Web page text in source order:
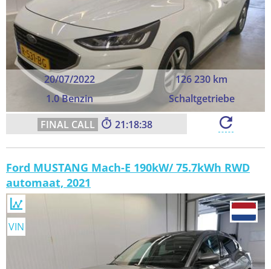
20/07/2022
126 230 km
1.0 Benzin
Schaltgetriebe
21:18:37
Ford MUSTANG Mach-E 190kW/ 75.7kWh RWD
automaat, 2021
VIN